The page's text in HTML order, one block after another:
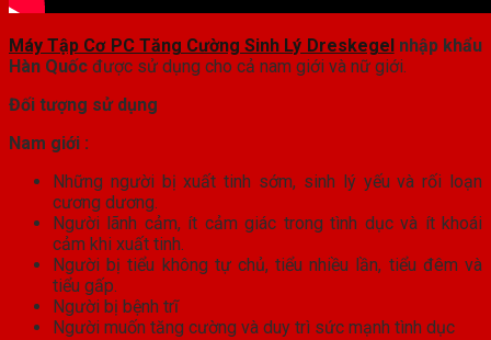
Máy Tập Cơ PC Tăng Cường Sinh Lý Dreskegel nhập khẩu
Hàn Quốc được sử dụng cho cả nam giới và nữ giới.
Đối tượng sử dụng
Nam giới :
Những người bị xuất tinh sớm, sinh lý yếu và rối loạn
cương dương.
Người lãnh cảm, ít cảm giác trong tình dục và ít khoái
cảm khi xuất tinh.
Người bị tiểu không tự chủ, tiểu nhiều lần, tiểu đêm và
tiểu gấp.
Người bị bệnh trĩ
Người muốn tăng cường và duy trì sức mạnh tình dục